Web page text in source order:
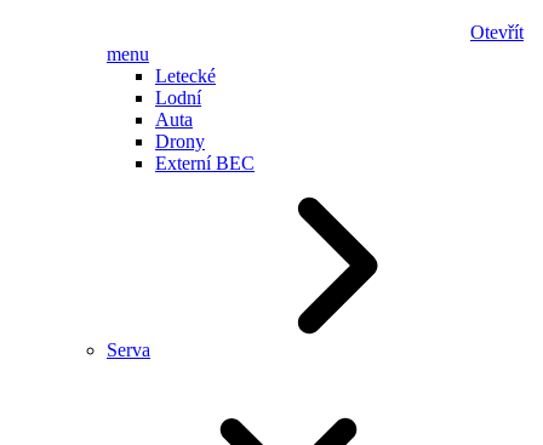
Otevřít
menu
Letecké
Lodní
Auta
Drony
Externí BEC
Serva